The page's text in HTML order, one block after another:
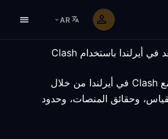
AR
إرشادات العمل عن بُعد في أيرلندا باستخدام Clash
قارن مسارًا متوافقًا مع Clash في أيرلندا من خلال
وحقائق المنصات، وحدود